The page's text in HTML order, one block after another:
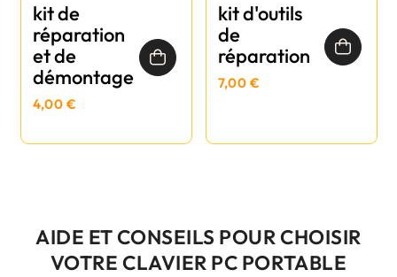
kit de
réparation
et de
démontage
4,00 €
kit d'outils
de
réparation
7,00 €
AIDE ET CONSEILS POUR CHOISIR
VOTRE CLAVIER PC PORTABLE